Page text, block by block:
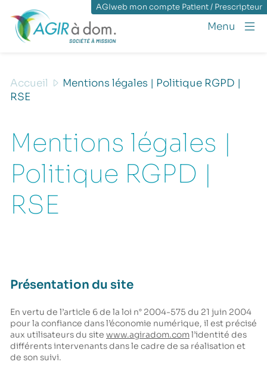
AGIweb mon compte Patient / Prescripteur
Menu
Accueil
Mentions légales | Politique RGPD |
RSE
Mentions légales |
Politique RGPD |
RSE
Présentation du site
En vertu de l’article 6 de la loi n° 2004-575 du 21 juin 2004
pour la confiance dans l’économie numérique, il est précisé
aux utilisateurs du site www.agiradom.coml’identité des
différents intervenants dans le cadre de sa réalisation et
de son suivi.